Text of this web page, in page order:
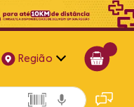
Região
Alagoas